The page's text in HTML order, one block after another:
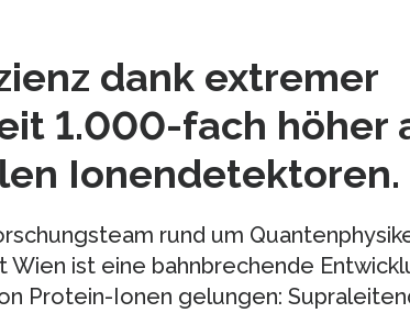
dank extremer
1.000-fach höher
Ionendetektoren.
rund um
Wien ist eine bahnbrechende
Protein-Ionen gelungen: